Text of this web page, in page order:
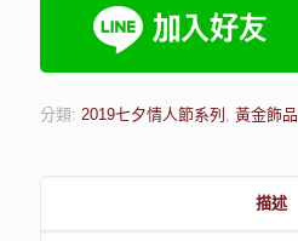
分類: 2019七夕情人節系列 , 黃金飾品
描述